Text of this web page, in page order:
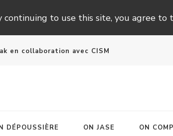
continuing to use this site, you agree to
en collaboration avec CISM
DÉPOUSSIÈRE ON JASE ON